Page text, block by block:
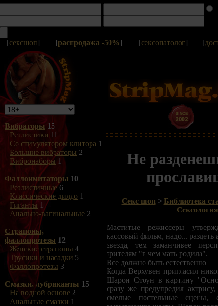
[сексшоп] [распродажа -50%] [сексопатолог] [
Вибраторы 15
Реалистики 11
Со стимулятором клитора 1
Большие вибраторы 2
Вибронаборы 1
Фаллоимитаторы 10
Реалистичные6
Классические дилдо 1
Гиганты 1
Анально-вагинальные 2
Страпоны,
фаллопротезы 12
Женские страпоны 4
Трусики и насадки 5
Фаллопротезы 3
Смазки, лубриканты 15
На водной основе 2
Анальные смазки 1
Не
Секс шоп> Библиотека
Сексология
Маститые режиссеры
кассовый фильм, надо... раздеть
звезда, тем заманчивее
зрителям "в чем мать родила".
Все должно быть естественно
Когда Верхувен пригласил
Шарон Стоун в картину
сразу же предупредил
смелые постельные сцены,